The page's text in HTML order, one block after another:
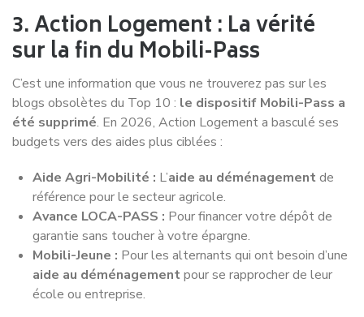
3. Action Logement : La vérité
sur la fin du Mobili-Pass
C’est une information que vous ne trouverez pas sur les
blogs obsolètes du Top 10 : le dispositif Mobili-Pass a
été supprimé. En 2026, Action Logement a basculé ses
budgets vers des aides plus ciblées :
Aide Agri-Mobilité : L’aide au déménagementde
référence pour le secteur agricole.
Avance LOCA-PASS : Pour financer votre dépôt de
garantie sans toucher à votre épargne.
Mobili-Jeune : Pour les alternants qui ont besoin d’une
aide au déménagementpour se rapprocher de leur
école ou entreprise.